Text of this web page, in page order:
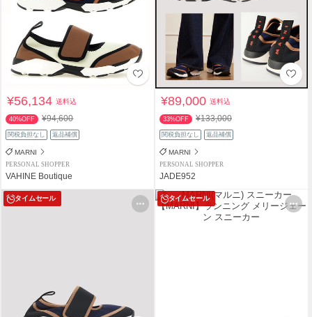
¥56,134送料込
40%OFF ¥94,600
関税負担なし 返品補償
MARNI
PERSONAL SHOPPER
VAHINE Boutique
¥89,000送料込
33%OFF ¥133,000
関税負担なし 返品補償
MARNI
PERSONAL SHOPPER
JADE952
タイムセール タイムセール